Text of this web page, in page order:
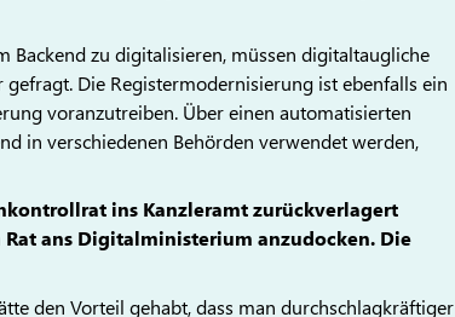
Backend zu digitalisieren, müssen digitaltaugliche
Die Registermodernisierung ist ebenfalls ein
voranzutreiben. Über einen automatisierten
in verschiedenen Behörden verwendet werden,
ins Kanzleramt zurückverlagert
ans Digitalministerium anzudocken. Die
den Vorteil gehabt, dass man durchschlagkräftiger